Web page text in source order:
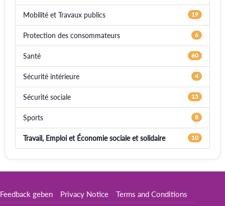
Mobilité et Travaux publics 19
Protection des consommateurs 6
Santé 60
Sécurité intérieure 4
Sécurité sociale 15
Sports 8
Travail, Emploi et Économie sociale et solidaire 10
Feedback geben Privacy Notice Terms and Conditions